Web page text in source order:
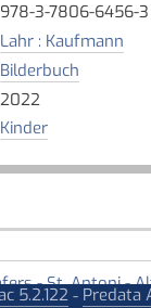
978-3-7806-6456-3
Lahr : Kaufmann
Bilderbuch
2022
Kinder
- St. Antoni -
5.2.122 - Predata